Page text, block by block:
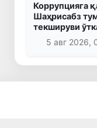
Коррупцияга
Шаҳрисабз
текшируви
5 авг 2026,